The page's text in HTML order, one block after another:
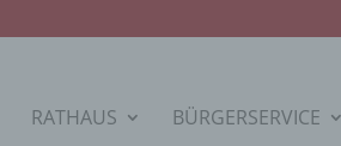
RATHAUS BÜRGERSERVICE